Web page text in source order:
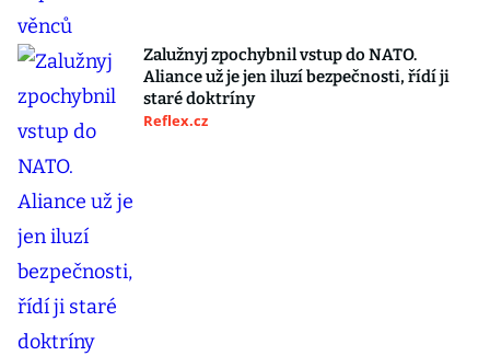
Zalužnyj zpochybnil vstup do NATO.
Aliance už je jen iluzí bezpečnosti, řídí ji
staré doktríny
Reflex.cz